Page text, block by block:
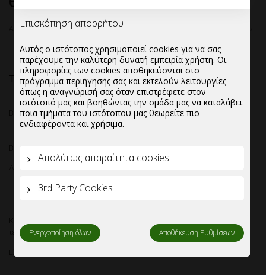
Αρχική σελίδα — Αναλώσιμα—Βάση μεταφοράς καφέ 2 και 4 θέσεων
Τιμή:22 - 26€
Βάση μεταφοράς καφέ.
Διαθέσιμη σε 3 σχέδια:
Μαυρη Coffe Fresh
τετραπλή.
Επισκόπηση απορρήτου
Αυτός ο ιστότοπος χρησιμοποιεί cookies για να σας
παρέχουμε την καλύτερη δυνατή εμπειρία χρήστη. Οι
πληροφορίες των cookies αποθηκεύονται στο
πρόγραμμα περιήγησής σας και εκτελούν λειτουργίες
όπως η αναγνώρισή σας όταν επιστρέφετε στον
ιστότοπό μας και βοηθώντας την ομάδα μας να καταλάβει
ποια τμήματα του ιστότοπου μας θεωρείτε πιο
ενδιαφέροντα και χρήσιμα.
Απολύτως απαραίτητα cookies
3rd Party Cookies
Ενεργοποίηση όλων Αποθήκευση Ρυθμίσεων